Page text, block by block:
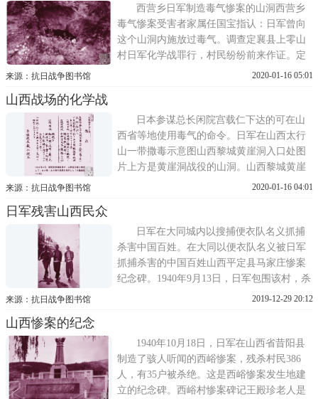
1938年山西灵石县，静升镇1237高地上的日
军哨兵。1938年2月，日军部队
西营乡日军制造毒气惨案的山洞西营乡
毒气惨案受害者家属任国宝指认：日军曾向
这个山洞内施放过毒气。调查定襄县上零山
村日军化学战罪行，村民纷纷前来作证。定
襄县上零山村惨案遗址，今为新建的小学
见证人（左一至左四）。以上图文选自《日
本侵华图志》第15卷《化学战与细菌
来源：抗日战争图书馆 2020-01-16 05:01
山西战场的化学战
日本参谋总长闲院宫载仁下达的可在山
西省等地使用毒气的命令。日军在山西太行
山一带撒毒示意图山西黎城黄崖洞入口处图
片上方是黄崖洞战役的山洞。山西黎城黄崖
洞保卫战见证人张书香。山西定襄县王进村
弹。以上图文选自《日本侵华图志》第15卷
《化学战与细菌战》，
来源：抗日战争图书馆 2020-01-16 04:01
日军残害山西民众
日军在大同城内以搜捕便衣队名义抓捕
杀害中国百姓。在大同以便衣队名义被日军
抓捕杀害的中国百姓山西平定县马家庄惨案
纪念碑。1940年9月13日，日军包围该村，杀
害群众312人，造成严重伤亡。山西万荣县陈
妇村山西临县贺家湾惨案现场。1943年阴历
十二月二十三，日军侵入贺家湾
来源：抗日战争图书馆 2019-12-29 20:12
山西惨案的纪念
1940年10月18日，日军在山西省昔阳县
制造了骇人听闻的西峪惨案，残杀村民386
人，有35户被杀绝。这是西峪惨案发生地建
立的纪念碑。西峪村惨案碑记王殿珍老人是